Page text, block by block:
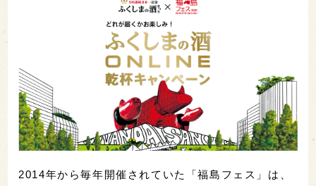
2014年から毎年開催されていた「福島フェス」は、